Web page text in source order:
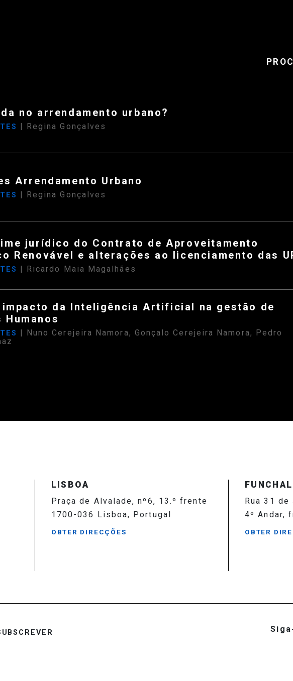
no arrendamento urbano?
| Regina Gonçalves
Arrendamento Urbano
| Regina Gonçalves
jurídico do Contrato de Aproveitamento
Renovável e alterações ao licenciamento das
| Ricardo Maia Magalhães
da Inteligência Artificial na gestão de
Humanos
| Nuno Cerejeira Namora, Gonçalo Cerejeira Namora, Pedro
LISBOA
Praça de Alvalade, nº6, 13.º frente
1700-036 Lisboa, Portugal
OBTER DIRECÇÕES
FUNCHAL
Rua 31 de
4º Andar,
OBTER